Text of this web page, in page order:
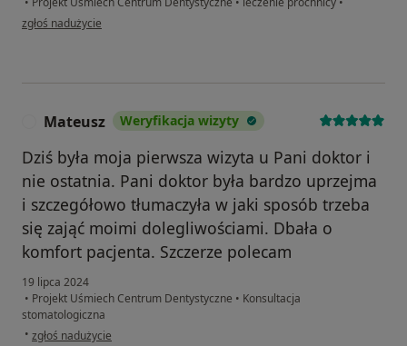
w opinii użytkownika Bartek
zgłoś nadużycie
Mateusz Weryfikacja wizyty
Dziś była moja pierwsza wizyta u Pani doktor i
nie ostatnia. Pani doktor była bardzo uprzejma
i szczegółowo tłumaczyła w jaki sposób trzeba
się zająć moimi dolegliwościami. Dbała o
komfort pacjenta. Szczerze polecam
19 lipca 2024
• Projekt Uśmiech Centrum Dentystyczne • Konsultacja
stomatologiczna
• w opinii użytkownika Mateusz
zgłoś nadużycie